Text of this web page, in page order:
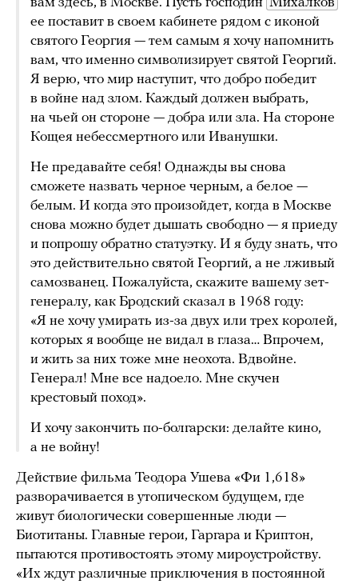
ее поставит в своем кабинете рядом с иконой
святого Георгия — тем самым я хочу напомнить
вам, что именно символизирует святой Георгий.
Я верю, что мир наступит, что добро победит
в войне над злом. Каждый должен выбрать,
на чьей он стороне — добра или зла. На стороне
Кощея небессмертного или Иванушки.
Не предавайте себя! Однажды вы снова
сможете назвать черное черным, а белое —
белым. И когда это произойдет, когда в Москве
снова можно будет дышать свободно — я приеду
и попрошу обратно статуэтку. И я буду знать, что
это действительно святой Георгий, а не лживый
самозванец. Пожалуйста, скажите вашему зет-
генералу, как Бродский сказал в 1968 году:
«Я не хочу умирать из-за двух или трех королей,
которых я вообще не видал в глаза… Впрочем,
и жить за них тоже мне неохота. Вдвойне.
Генерал! Мне все надоело. Мне скучен
крестовый поход».
И хочу закончить по-болгарски: делайте кино,
а не войну!
Действие фильма Теодора Ушева «Фи 1,618»
разворачивается в утопическом будущем, где
живут биологически совершенные люди —
Биотитаны. Главные герои, Гаргара и Криптон,
пытаются противостоять этому мироустройству.
«Их ждут различные приключения в постоянной